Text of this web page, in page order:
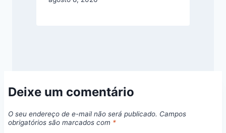
Deixe um comentário
O seu endereço de e-mail não será publicado. Campos
obrigatórios são marcados com *